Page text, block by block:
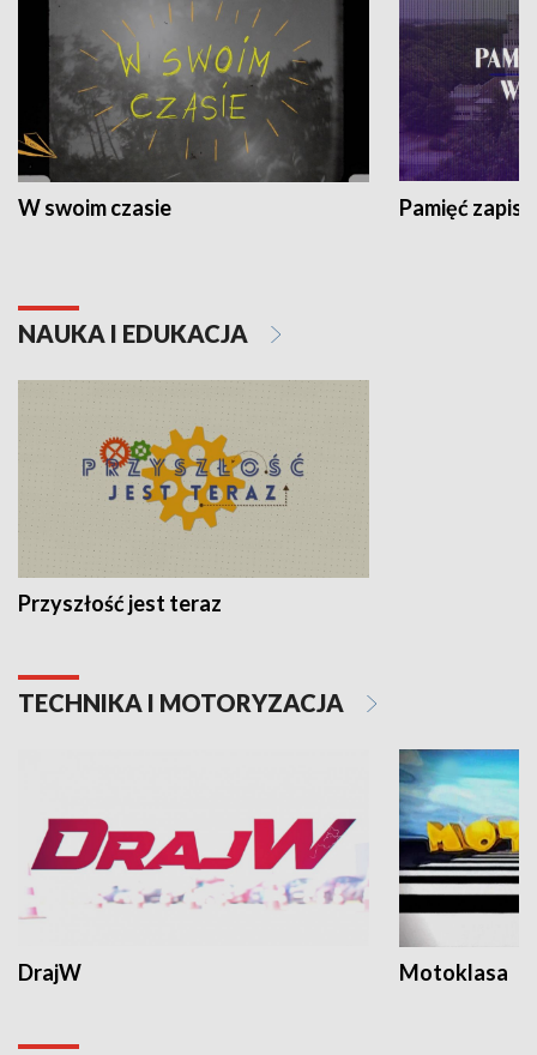
W swoim czasie Pamięć
NAUKA I EDUKACJA
Przyszłość jest teraz
TECHNIKA I MOTORYZACJA
DrajW Motoklasa